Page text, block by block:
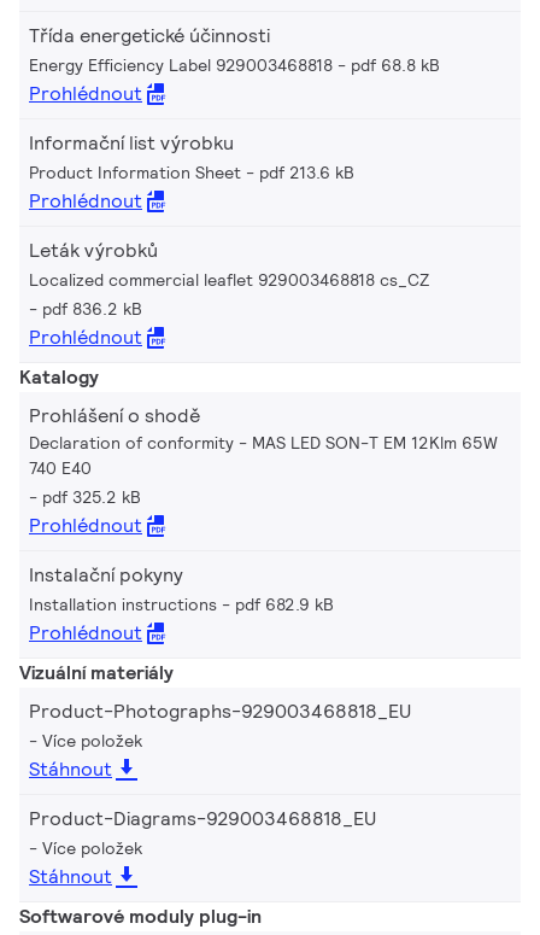
Třída energetické účinnosti
Energy Efficiency Label 929003468818 pdf 68.8 kB
Prohlédnout
Informační list výrobku
Product Information Sheet pdf 213.6 kB
Prohlédnout
Leták výrobků
Localized commercial leaflet 929003468818 cs_CZ
pdf 836.2 kB
Prohlédnout
Katalogy
Prohlášení o shodě
Declaration of conformity - MAS LED SON-T EM 12Klm 65W
740 E40
pdf 325.2 kB
Prohlédnout
Instalační pokyny
Installation instructions pdf 682.9 kB
Prohlédnout
Vizuální materiály
Product-Photographs-929003468818_EU
Více položek
Stáhnout
Product-Diagrams-929003468818_EU
Více položek
Stáhnout
Softwarové moduly plug-in